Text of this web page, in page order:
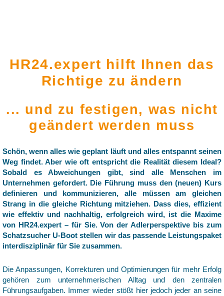
HR24.expert hilft Ihnen das
Richtige zu ändern
... und zu festigen, was nicht
geändert werden muss
Schön, wenn alles wie geplant läuft und alles entspannt seinen
Weg findet. Aber wie oft entspricht die Realität diesem Ideal?
Sobald es Abweichungen gibt, sind alle Menschen im
Unternehmen gefordert. Die Führung muss den (neuen) Kurs
definieren und kommunizieren, alle müssen am gleichen
Strang in die gleiche Richtung mitziehen. Dass dies, effizient
wie effektiv und nachhaltig, erfolgreich wird, ist die Maxime
von HR24.expert – für Sie. Von der Adlerperspektive bis zum
Schatzsucher U-Boot stellen wir das passende Leistungspaket
interdisziplinär für Sie zusammen.
Die Anpassungen, Korrekturen und Optimierungen für mehr Erfolg
gehören zum unternehmerischen Alltag und den zentralen
Führungsaufgaben. Immer wieder stößt hier jedoch jeder an seine